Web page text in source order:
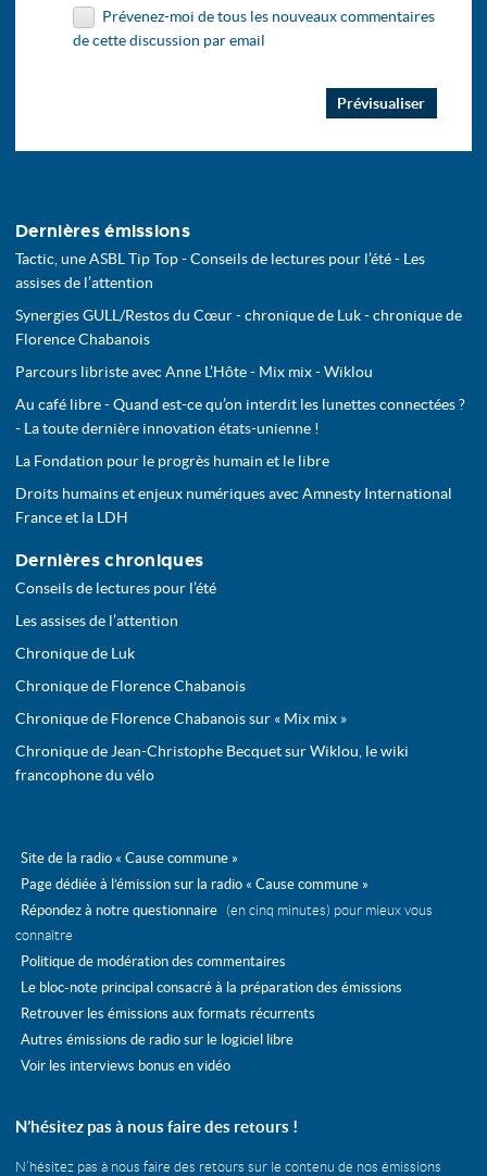
Prévenez-moi de tous les nouveaux commentaires
de cette discussion par email
Dernières émissions
Tactic, une ASBL Tip Top - Conseils de lectures pour l’été - Les
assises de l’attention
Synergies GULL/Restos du Cœur - chronique de Luk - chronique de
Florence Chabanois
Parcours libriste avec Anne L’Hôte - Mix mix - Wiklou
Au café libre - Quand est-ce qu’on interdit les lunettes connectées ?
- La toute dernière innovation états-unienne !
La Fondation pour le progrès humain et le libre
Droits humains et enjeux numériques avec Amnesty International
France et la LDH
Dernières chroniques
Conseils de lectures pour l’été
Les assises de l’attention
Chronique de Luk
Chronique de Florence Chabanois
Chronique de Florence Chabanois sur « Mix mix »
Chronique de Jean-Christophe Becquet sur Wiklou, le wiki
francophone du vélo
Site de la radio « Cause commune »
Page dédiée à l’émission sur la radio « Cause commune »
Répondez à notre questionnaire
(en cinq minutes) pour mieux vous
connaître
Politique de modération des commentaires
Le bloc-note principal consacré à la préparation des émissions
Retrouver les émissions aux formats récurrents
Autres émissions de radio sur le logiciel libre
Voir les interviews bonus en vidéo
N’hésitez pas à nous faire des retours !
N’hésitez pas à nous faire des retours sur le contenu de nos émissions